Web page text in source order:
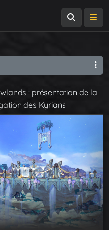
: présentation de la
des Kyrians